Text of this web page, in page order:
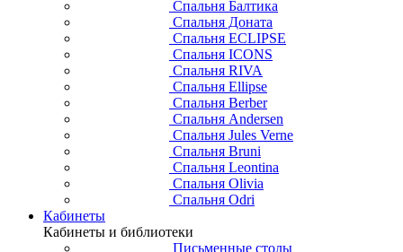
Спальня Балтика
Спальня Доната
Спальня ECLIPSE
Спальня ICONS
Спальня RIVA
Спальня Ellipse
Спальня Berber
Спальня Andersen
Спальня Jules Verne
Спальня Bruni
Спальня Leontina
Спальня Olivia
Спальня Odri
Кабинеты
Кабинеты и библиотеки
Письменные столы